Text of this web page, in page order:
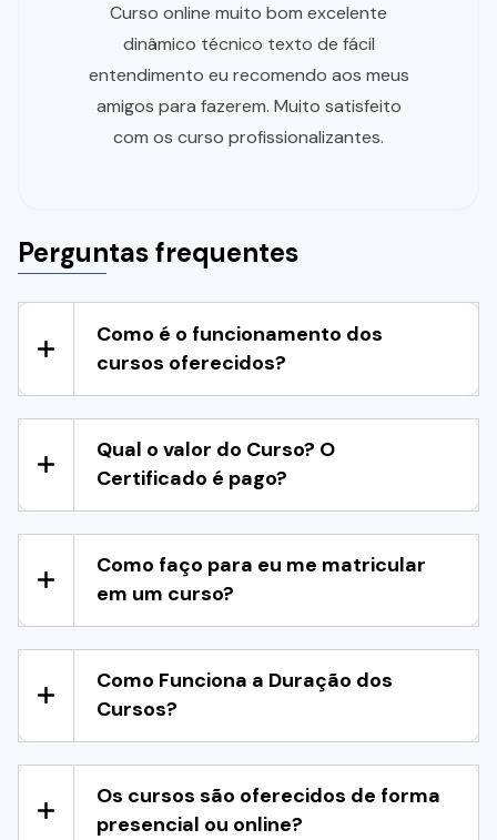
Curso online muito bom excelente
dinâmico técnico texto de fácil
entendimento eu recomendo aos meus
amigos para fazerem. Muito satisfeito
com os curso profissionalizantes.
Perguntas frequentes
Como é o funcionamento dos
cursos oferecidos?
Qual o valor do Curso? O
Certificado é pago?
Como faço para eu me matricular
em um curso?
Como Funciona a Duração dos
Cursos?
Os cursos são oferecidos de forma
presencial ou online?